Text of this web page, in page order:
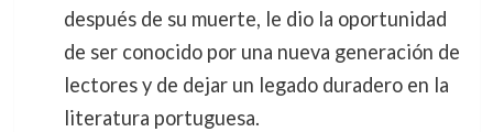
después de su muerte, le dio la oportunidad
de ser conocido por una nueva generación de
lectores y de dejar un legado duradero en la
literatura portuguesa.